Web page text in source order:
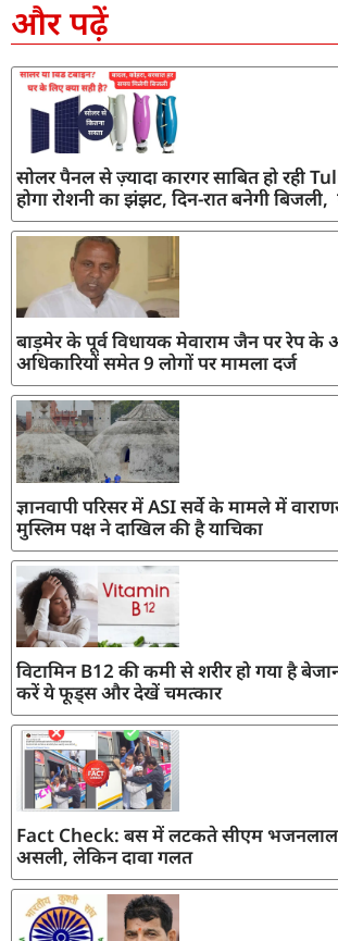
और पढ़ें
सोलर पैनल से ज़्यादा कारगर साबित हो रही
होगा रोशनी का झंझट, दिन-रात बनेगी बिजली,
बाड़मेर के पूर्व विधायक मेवाराम जैन पर रेप के
अधिकारियों समेत 9 लोगों पर मामला दर्ज
ज्ञानवापी परिसर में ASI सर्वे के मामले में
मुस्लिम पक्ष ने दाखिल की है याचिका
विटामिन B12 की कमी से शरीर हो गया है
करें ये फूड्स और देखें चमत्कार
Fact Check: बस में लटकते सीएम भजनलाल
असली, लेकिन दावा गलत